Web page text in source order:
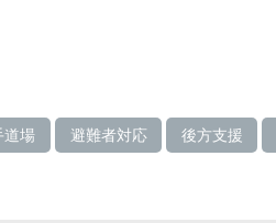
道場 避難者対応 後方支援